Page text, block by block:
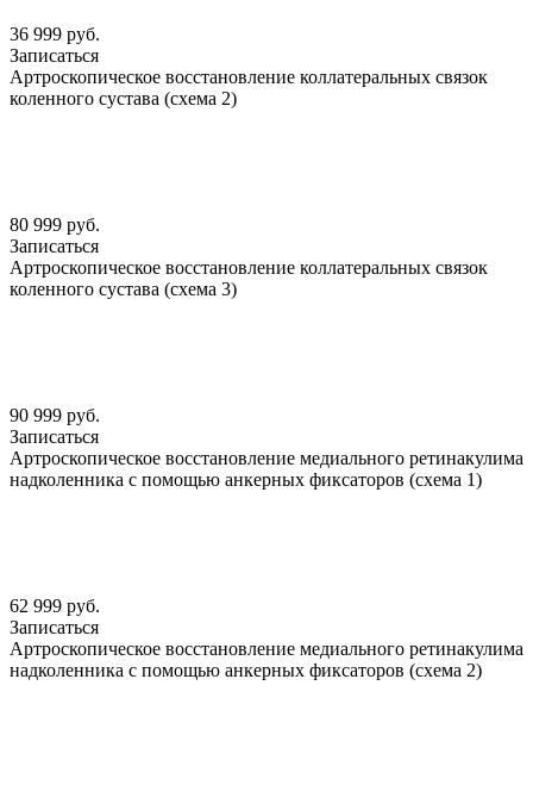
36 999 руб.
Записаться
Артроскопическое восстановление коллатеральных связок
коленного сустава (схема 2)
80 999 руб.
Записаться
Артроскопическое восстановление коллатеральных связок
коленного сустава (схема 3)
90 999 руб.
Записаться
Артроскопическое восстановление медиального ретинакулима
надколенника с помощью анкерных фиксаторов (схема 1)
62 999 руб.
Записаться
Артроскопическое восстановление медиального ретинакулима
надколенника с помощью анкерных фиксаторов (схема 2)